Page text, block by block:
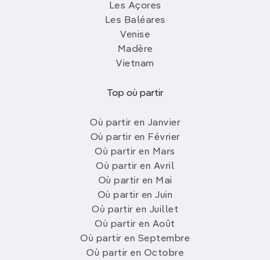
Les Açores
Les Baléares
Venise
Madère
Vietnam
Top où partir
Où partir en Janvier
Où partir en Février
Où partir en Mars
Où partir en Avril
Où partir en Mai
Où partir en Juin
Où partir en Juillet
Où partir en Août
Où partir en Septembre
Où partir en Octobre